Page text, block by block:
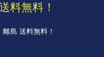
料無料！
島 送料無料！